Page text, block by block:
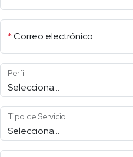
*Correo electrónico
Perfil
Tipo de Servicio